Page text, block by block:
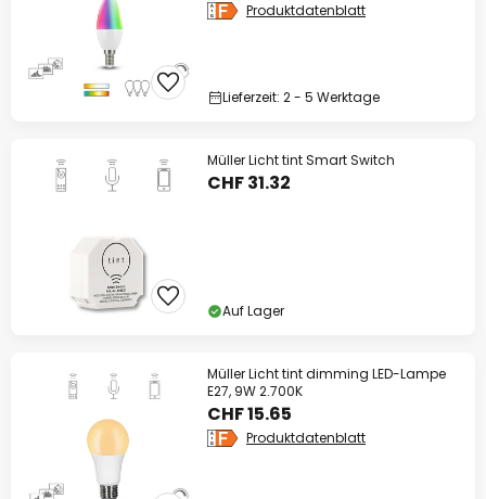
Produktdatenblatt
Lieferzeit: 2 - 5 Werktage
Müller Licht tint Smart Switch
CHF 31.32
Auf Lager
Müller Licht tint dimming LED-Lampe
E27, 9W 2.700K
CHF 15.65
Produktdatenblatt